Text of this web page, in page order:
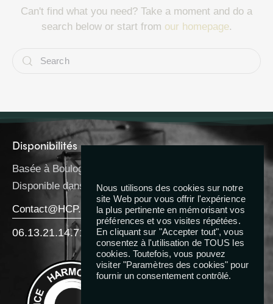
Can't find what you need? Take a moment and do a
search below or start from our homepage.
Disponibilités
Basée à Boulogne-Billancourt
Disponible dans toute l’IDF
Contact@HCP.Coach
06.13.21.14.71
Reseaux
Nous utilisons des cookies sur notre
site Web pour vous offrir l'expérience
la plus pertinente en mémorisant vos
préférences et vos visites répétées.
En cliquant sur "Accepter tout", vous
consentez à l'utilisation de TOUS les
cookies. Toutefois, vous pouvez
visiter "Paramètres des cookies" pour
fournir un consentement contrôlé.